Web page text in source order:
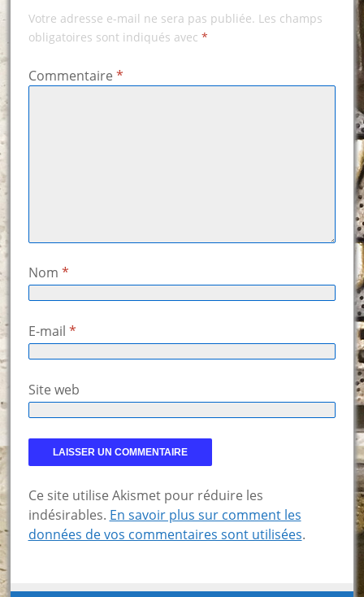
Votre adresse e-mail ne sera pas publiée. Les champs
obligatoires sont indiqués avec *
Commentaire *
Nom *
E-mail *
Site web
Ce site utilise Akismet pour réduire les
indésirables. En savoir plus sur comment les
données de vos commentaires sont utilisées.